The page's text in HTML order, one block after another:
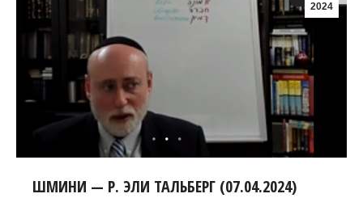
2024
ШМИНИ — Р. ЭЛИ ТАЛЬБЕРГ (07.04.2024)